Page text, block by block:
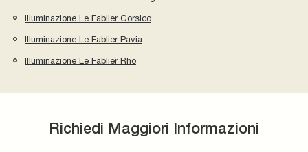
Illuminazione Le Fablier Corsico
Illuminazione Le Fablier Pavia
Illuminazione Le Fablier Rho
Richiedi Maggiori Informazioni